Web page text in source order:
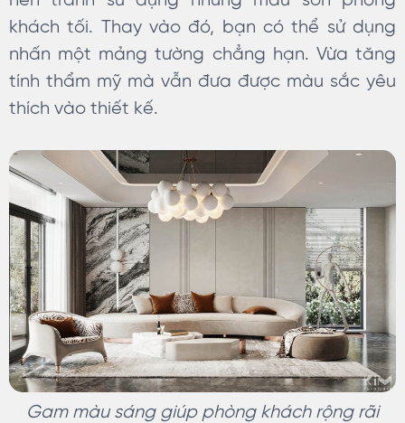
khách tối. Thay vào đó, bạn có thể sử dụng
nhấn một mảng tường chẳng hạn. Vừa tăng
tính thẩm mỹ mà vẫn đưa được màu sắc yêu
thích vào thiết kế.
Gam màu sáng giúp phòng khách rộng rãi